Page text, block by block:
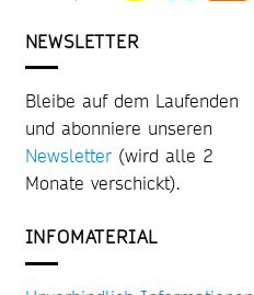
NEWSLETTER
Bleibe auf dem Laufenden
und abonniere unseren
Newsletter(wird alle 2
Monate verschickt).
INFOMATERIAL